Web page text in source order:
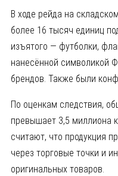
В ходе рейда на
более 16 тысяч единиц
изъятого — футболки,
нанесённой символикой
брендов. Также были
По оценкам следствия,
превышает 3,5 миллиона
считают, что продукция
через торговые точки и
оригинальных товаров.